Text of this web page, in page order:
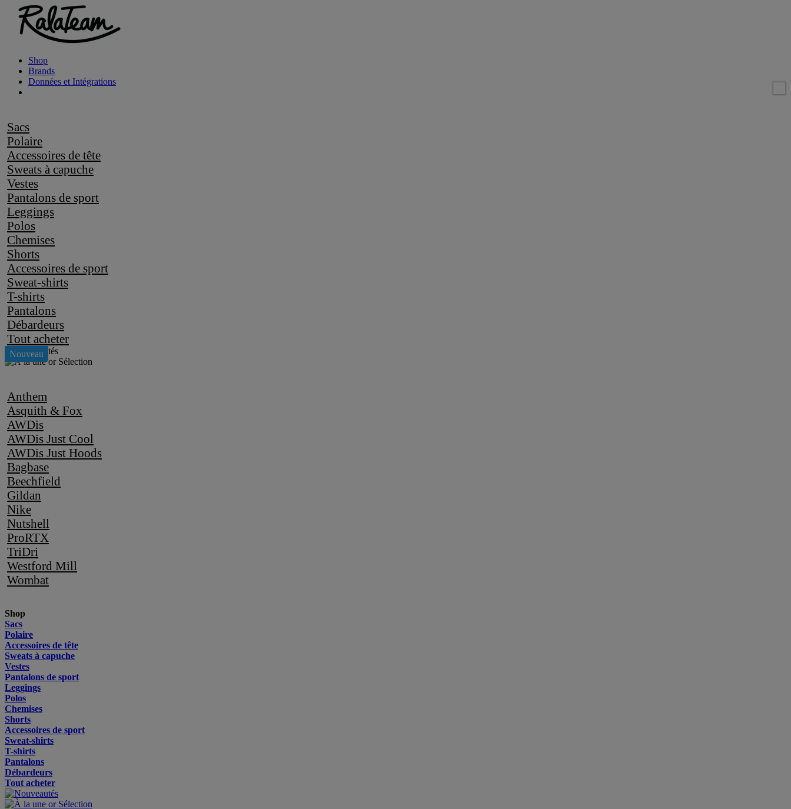
Shop
Brands
Données et Intégrations
Sacs
Polaire
Accessoires de tête
Sweats à capuche
Vestes
Pantalons de sport
Leggings
Polos
Chemises
Shorts
Accessoires de sport
Sweat-shirts
T-shirts
Pantalons
Débardeurs
Tout acheter
Anthem
Asquith & Fox
AWDis
AWDis Just Cool
AWDis Just Hoods
Bagbase
Beechfield
Gildan
Nike
Nutshell
ProRTX
TriDri
Westford Mill
Wombat
Shop
Sacs
Polaire
Accessoires de tête
Sweats à capuche
Vestes
Pantalons de sport
Leggings
Polos
Chemises
Shorts
Accessoires de sport
Sweat-shirts
T-shirts
Pantalons
Débardeurs
Tout acheter